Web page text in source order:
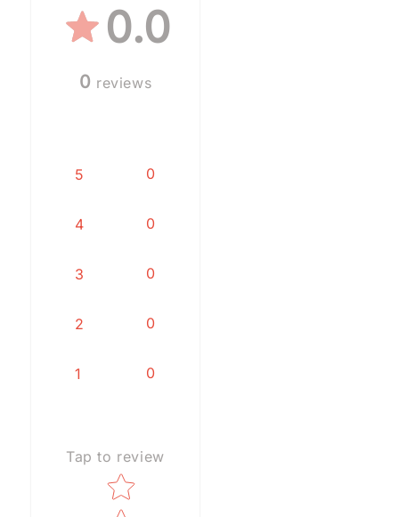
0.0
0 reviews
5 0
4 0
3 0
2 0
1 0
Tap to review
Star rating